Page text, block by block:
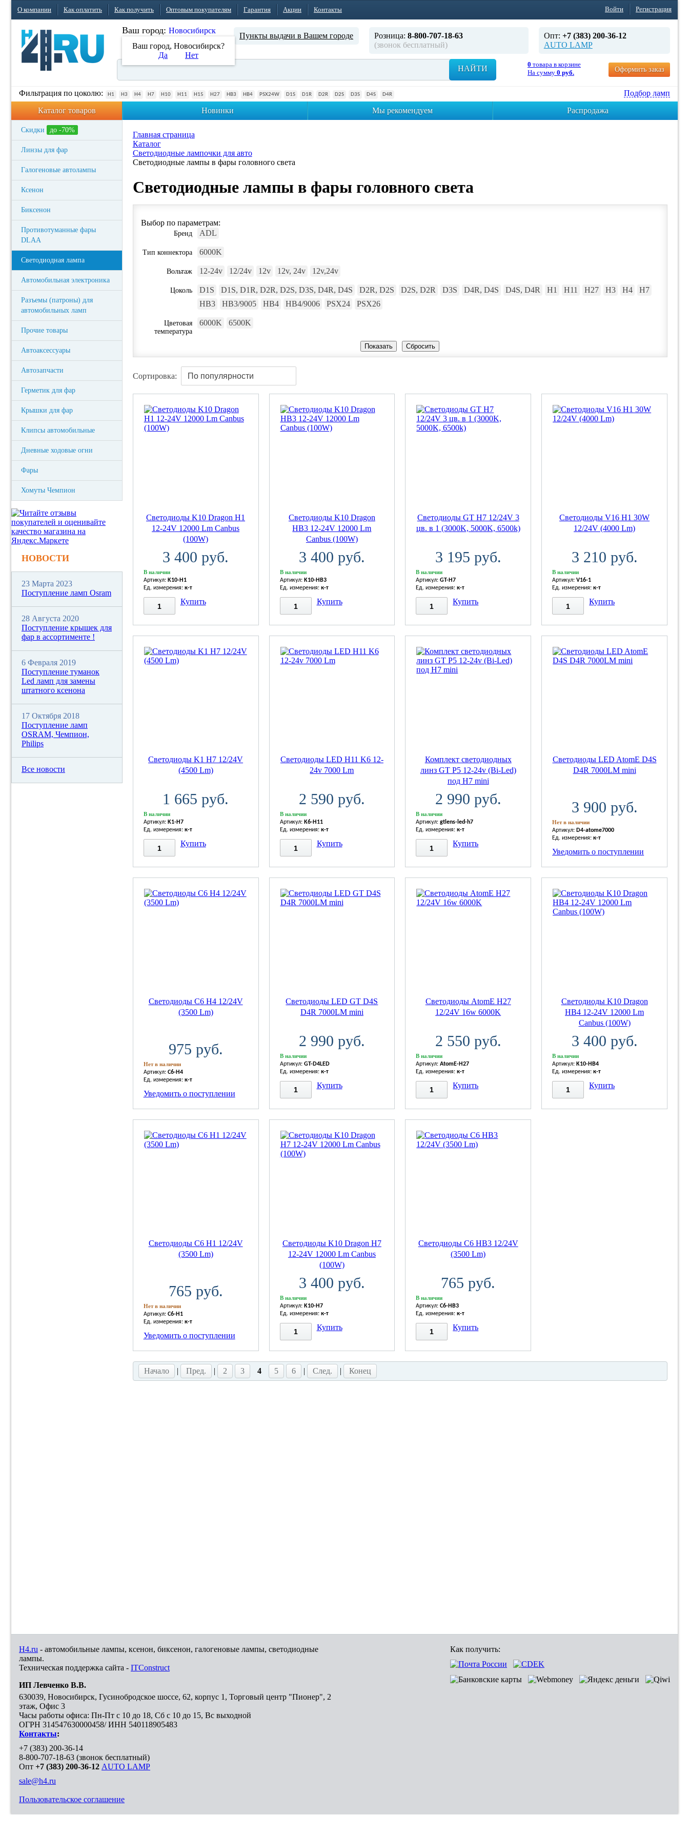
О компании Как оплатить Как получить Оптовым покупателям Гарантия Акции Контакты Войти Регистрация
Ваш город: Новосибирск
Ваш город, Новосибирск?
Да
Нет
Пункты выдачи в Вашем городе Розница: 8-800-707-18-63
(звонок бесплатный)
Опт: +7 (383) 200-36-12
AUTO LAMP
НАЙТИ 0 товара в корзине
На сумму 0 руб. Оформить заказ
Фильтрация по цоколю: H1 H3 H4 H7 H10 H11 H15 H27 HB3 HB4 PSX24W D1S D1R D2R D2S D3S D4S D4R
Подбор ламп
Каталог товаров
Новинки Мы рекомендуем Распродажа
Скидки до -70%
Линзы для фар
Галогеновые автолампы
Ксенон
Биксенон
Противотуманные фары
DLAA
Светодиодная лампа
Автомобильная электроника
Разъемы (патроны) для
автомобильных ламп
Прочие товары
Автоаксессуары
Автозапчасти
Герметик для фар
Крышки для фар
Клипсы автомобильные
Дневные ходовые огни
Фары
Хомуты Чемпион
Главная страница
Каталог
Светодиодные лампочки для авто
Светодиодные лампы в фары головного света
Светодиодные лампы в фары головного света
Выбор по параметрам:
Бренд ADL
Тип коннектора 6000K
Вольтаж 12-24v 12/24v 12v 12v, 24v 12v,24v
Цоколь D1S D1S, D1R, D2R, D2S, D3S, D4R, D4S D2R, D2S D2S, D2R D3S D4R, D4S D4S, D4R H1 H11 H27 H3 H4
H7
HB3
HB3/9005 HB4 HB4/9006 PSX24 PSX26
Цветовая
температура
6000K 6500K
Сортировка:
Светодиоды K10 Dragon H1
12-24V 12000 Lm Canbus
(100W)
3 400 руб.
В наличии
Артикул: K10-H1
Ед. измерения: к-т
Купить
Светодиоды K10 Dragon
HB3 12-24V 12000 Lm
Canbus (100W)
3 400 руб.
В наличии
Артикул: K10-HB3
Ед. измерения: к-т
Купить
Светодиоды GT H7 12/24V 3
цв. в 1 (3000K, 5000K, 6500k)
3 195 руб.
В наличии
Артикул:GT-H7
Ед. измерения:к-т
Купить
Светодиоды V16 H1 30W
12/24V (4000 Lm)
3 210 руб.
В наличии
Артикул:V16-1
Ед. измерения:к-т
Купить
Светодиоды K1 H7 12/24V
(4500 Lm)
1 665 руб.
В наличии
Артикул: K1-H7
Ед. измерения: к-т
Купить
Светодиоды LED H11 K6 12-
24v 7000 Lm
2 590 руб.
В наличии
Артикул: K6-H11
Ед. измерения: к-т
Купить
Комплект светодиодных
линз GT P5 12-24v (Bi-Led)
под H7 mini
2 990 руб.
В наличии
Артикул:gtlens-led-h7
Ед. измерения:к-т
Купить
Светодиоды LED AtomE D4S
D4R 7000LM mini
3 900 руб.
Нет в наличии
Артикул: D4-atome7000
Ед. измерения:к-т
Уведомить о поступлении
Светодиоды C6 H4 12/24V
(3500 Lm)
975 руб.
Нет в наличии
Артикул: C6-H4
Ед. измерения: к-т
Уведомить о поступлении
Светодиоды LED GT D4S
D4R 7000LM mini
2 990 руб.
В наличии
Артикул: GT-D4LED
Ед. измерения: к-т
Купить
Светодиоды AtomE H27
12/24V 16w 6000K
2 550 руб.
В наличии
Артикул:AtomE-H27
Ед. измерения:к-т
Купить
Светодиоды K10 Dragon
HB4 12-24V 12000 Lm
Canbus (100W)
3 400 руб.
В наличии
Артикул: K10-HB4
Ед. измерения:к-т
Купить
Светодиоды C6 H1 12/24V
(3500 Lm)
765 руб.
Нет в наличии
Артикул: C6-H1
Ед. измерения: к-т
Уведомить о поступлении
Светодиоды K10 Dragon H7
12-24V 12000 Lm Canbus
(100W)
3 400 руб.
В наличии
Артикул: K10-H7
Ед. измерения: к-т
Купить
Светодиоды C6 HB3 12/24V
(3500 Lm)
765 руб.
В наличии
Артикул:C6-HB3
Ед. измерения:к-т
Купить
Начало | Пред. | 2 3 4 5 6 | След. | Конец
НОВОСТИ
23 Марта 2023
Поступление ламп Osram
28 Августа 2020
Поступление крышек для
фар в ассортименте !
6 Февраля 2019
Поступление туманок
Led ламп для замены
штатного ксенона
17 Октября 2018
Поступление ламп
OSRAM, Чемпион,
Philips
Все новости
H4.ru - автомобильные лампы, ксенон, биксенон, галогеновые лампы, светодиодные
лампы.
Техническая поддержка сайта - ITConstruct
ИП Левченко В.В.
630039, Новосибирск, Гусинобродское шоссе, 62, корпус 1, Торговый центр "Пионер", 2
этаж, Офис 3
Часы работы офиса: Пн-Пт с 10 до 18, Сб с 10 до 15, Вс выходной
ОГРН 314547630000458/ ИНН 540118905483
Контакты:
+7 (383) 200-36-14
8-800-707-18-63 (звонок бесплатный)
Опт +7 (383) 200-36-12 AUTO LAMP
sale@h4.ru
Пользовательское соглашение
Как получить: